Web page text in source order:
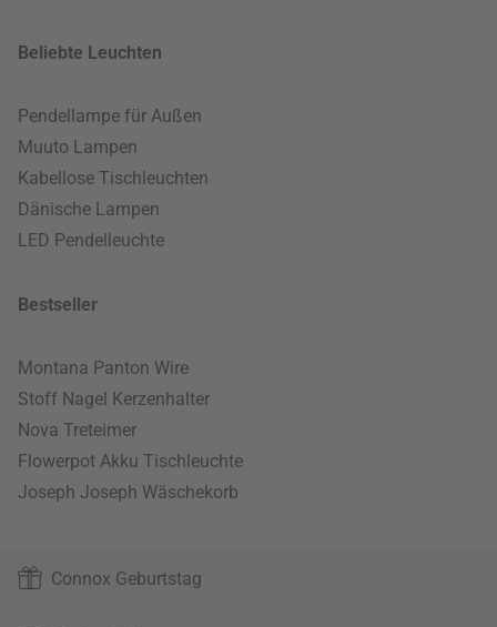
Beliebte Leuchten
Pendellampe für Außen
Muuto Lampen
Kabellose Tischleuchten
Dänische Lampen
LED Pendelleuchte
Bestseller
Montana Panton Wire
Stoff Nagel Kerzenhalter
Nova Treteimer
Flowerpot Akku Tischleuchte
Joseph Joseph Wäschekorb
Connox Geburtstag